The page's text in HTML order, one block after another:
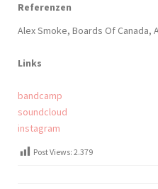
Referenzen
Alex Smoke, Boards Of Canada,
Links
bandcamp
soundcloud
instagram
Post Views: 2.379